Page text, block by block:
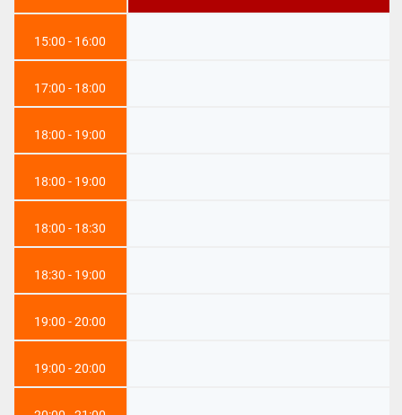
15:00 - 16:00
17:00 - 18:00
18:00 - 19:00
18:00 - 19:00
18:00 - 18:30
18:30 - 19:00
19:00 - 20:00
19:00 - 20:00